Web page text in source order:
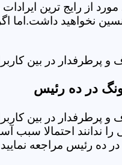
از رایج ترین
نخواهید
پرطرفدار در بین
در ده رئیس
پرطرفدار در بین
ندانند احتمالا سبب
ده رئیس مراجعه